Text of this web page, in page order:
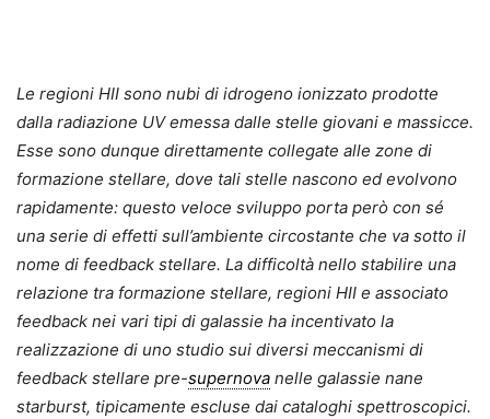
Le regioni HII sono nubi di idrogeno ionizzato prodotte
dalla radiazione UV emessa dalle stelle giovani e massicce.
Esse sono dunque direttamente collegate alle zone di
formazione stellare, dove tali stelle nascono ed evolvono
rapidamente: questo veloce sviluppo porta però con sé
una serie di effetti sull’ambiente circostante che va sotto il
nome di feedback stellare. La difficoltà nello stabilire una
relazione tra formazione stellare, regioni HII e associato
feedback nei vari tipi di galassie ha incentivato la
realizzazione di uno studio sui diversi meccanismi di
feedback stellare pre-supernova nelle galassie nane
starburst, tipicamente escluse dai cataloghi spettroscopici.